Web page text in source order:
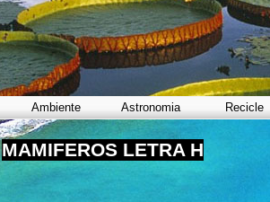
Ambiente Astronomia Recicle
MAMIFEROS LETRA H